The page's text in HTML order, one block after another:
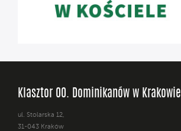
Klasztor OO. Dominikanów w Krakowie
ul. Stolarska 12,
31-043 Kraków